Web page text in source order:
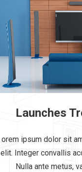
Launches
orem ipsum dolor sit
elit. Integer convallis
Nulla ante metus,